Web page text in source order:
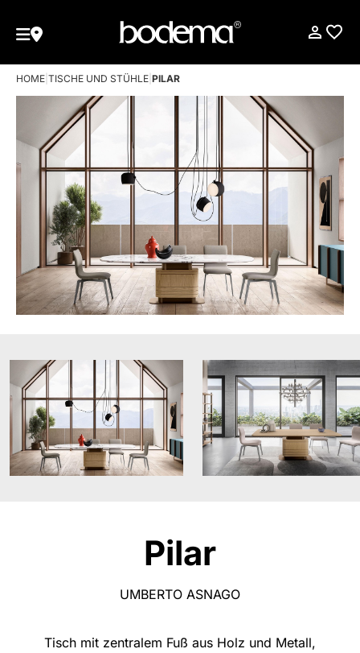
HOME TISCHE UND STÜHLE PILAR
Pilar
UMBERTO ASNAGO
Tisch mit zentralem Fuß aus Holz und Metall,